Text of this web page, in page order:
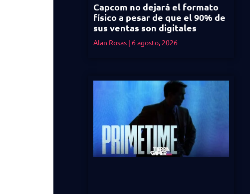
Capcom no dejará el formato
físico a pesar de que el 90% de
sus ventas son digitales
Alan Rosas 6 agosto, 2026